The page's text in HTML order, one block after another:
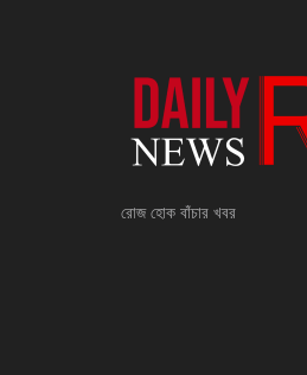
রোজ হোক বাঁচার খবর